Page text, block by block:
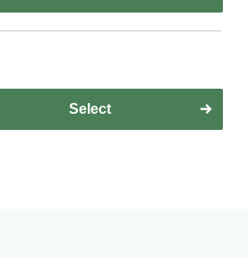
Select